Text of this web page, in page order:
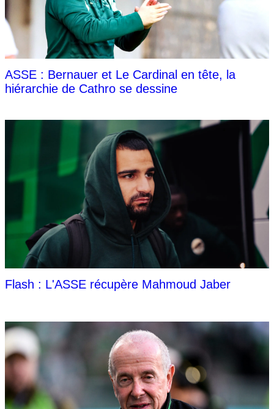
ASSE : Bernauer et Le Cardinal en tête, la
hiérarchie de Cathro se dessine
Flash : L'ASSE récupère Mahmoud Jaber